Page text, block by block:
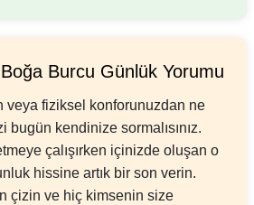
Burcu Günlük Yorumu
veya fiziksel konforunuzdan ne
bugün kendinize sormalısınız.
çalışırken içinizde oluşan o
hissine artık bir son verin.
çizin ve hiç kimsenin size